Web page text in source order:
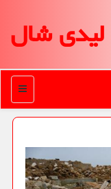
لیدی شال
منو